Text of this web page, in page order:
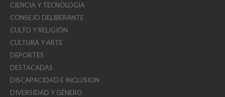
CIENCIA Y TECNOLOGIA
CONSEJO DELIBERANTE
CULTO Y RELIGIÓN
CULTURA Y ARTE
DEPORTES
DESTACADAS
DISCAPACIDAD E INCLUSION
DIVERSIDAD Y GÉNERO